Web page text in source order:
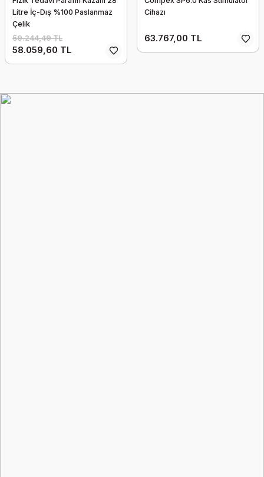
Litre İç-Dış %100 Paslanmaz
Çelik
59.244,49 TL
58.059,60 TL
Cihazı
63.767,00 TL